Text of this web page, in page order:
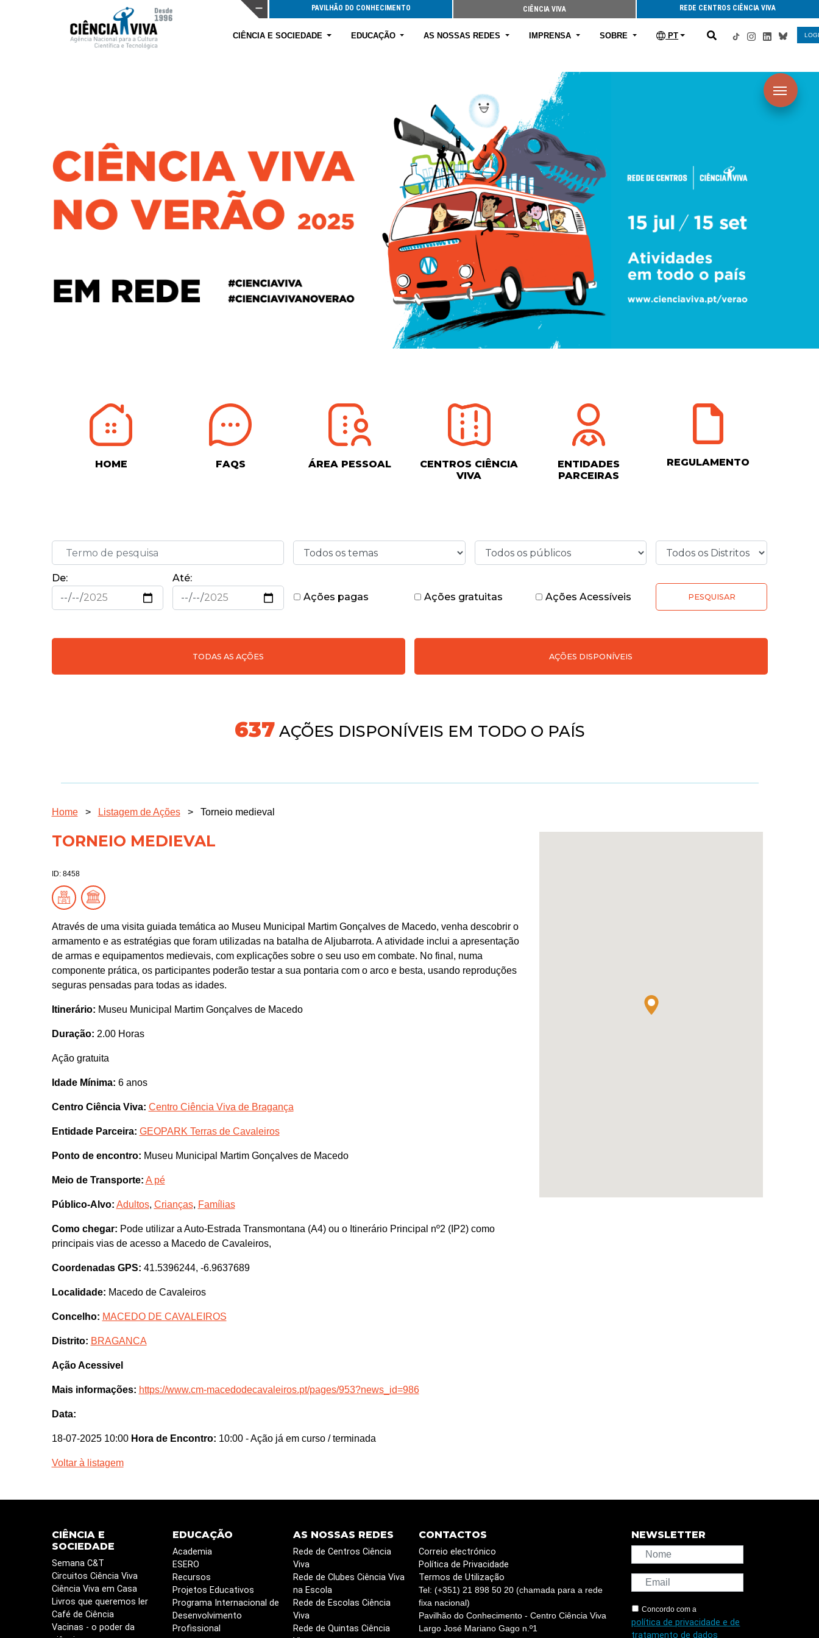
PAVILHÃO DO CONHECIMENTO CIÊNCIA VIVA REDE CENTROS CIÊNCIA VIVA
CIÊNCIA E SOCIEDADE EDUCAÇÃO AS NOSSAS REDES IMPRENSA SOBRE PT
HOME FAQS ÁREA PESSOAL
CENTROS CIÊNCIA
VIVA
ENTIDADES
PARCEIRAS
REGULAMENTO
De:
Até:
Ações pagas
Ações gratuitas Ações Acessíveis PESQUISAR
TODAS AS AÇÕES AÇÕES DISPONÍVEIS
718AÇÕES DISPONÍVEIS EM TODO O PAÍS
Home > Listagem de Ações > Torneio medieval
TORNEIO MEDIEVAL
ID: 8458
Através de uma visita guiada temática ao Museu Municipal Martim Gonçalves de Macedo, venha descobrir o
armamento e as estratégias que foram utilizadas na batalha de Aljubarrota. A atividade inclui a apresentação
de armas e equipamentos medievais, com explicações sobre o seu uso em combate. No final, numa
componente prática, os participantes poderão testar a sua pontaria com o arco e besta, usando reproduções
seguras pensadas para todas as idades.
Itinerário: Museu Municipal Martim Gonçalves de Macedo
Duração: 2.00 Horas
Ação gratuita
Idade Mínima: 6 anos
Centro Ciência Viva: Centro Ciência Viva de Bragança
Entidade Parceira: GEOPARK Terras de Cavaleiros
Ponto de encontro: Museu Municipal Martim Gonçalves de Macedo
Meio de Transporte: A pé
Público-Alvo: Adultos, Crianças, Famílias
Como chegar: Pode utilizar a Auto-Estrada Transmontana (A4) ou o Itinerário Principal nº2 (IP2) como
principais vias de acesso a Macedo de Cavaleiros,
Coordenadas GPS: 41.5396244, -6.9637689
Localidade: Macedo de Cavaleiros
Concelho: MACEDO DE CAVALEIROS
Distrito: BRAGANCA
Ação Acessivel
Mais informações: https://www.cm-macedodecavaleiros.pt/pages/953?news_id=986
Data:
18-07-2025 10:00 Hora de Encontro: 10:00 - Ação já em curso / terminada
Voltar à listagem
CIÊNCIA E
SOCIEDADE
Semana C&T
Circuitos Ciência Viva
Ciência Viva em Casa
Livros que queremos ler
Café de Ciência
Vacinas - o poder da
EDUCAÇÃO
Academia
ESERO
Recursos
Projetos Educativos
Programa Internacional de
Desenvolvimento
Profissional
AS NOSSAS REDES
Rede de Centros Ciência
Viva
Rede de Clubes Ciência Viva
na Escola
Rede de Escolas Ciência
Viva
Rede de Quintas Ciência
CONTACTOS
Correio electrónico
Política de Privacidade
Termos de Utilização
Tel: (+351) 21 898 50 20 (chamada para a rede
fixa nacional)
Pavilhão do Conhecimento - Centro Ciência Viva
Largo José Mariano Gago n.º1
NEWSLETTER
Concordo com a
política de privacidade e de
tratamento de dados